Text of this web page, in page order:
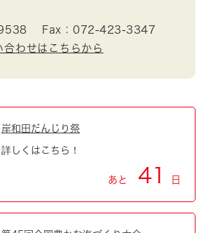
Fax：072-423-3347
合わせはこちらから
岸和田だんじり祭
詳しくはこちら！
あと 41 日